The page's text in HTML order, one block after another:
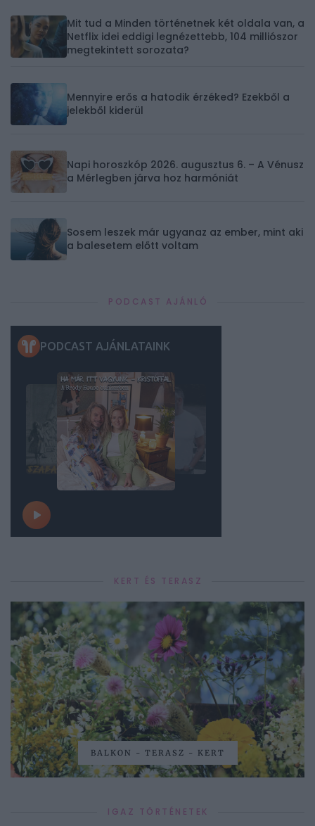
Mit tud a Minden történetnek két oldala van, a
Netflix idei eddigi legnézettebb, 104 milliószor
megtekintett sorozata?
Mennyire erős a hatodik érzéked? Ezekből a
jelekből kiderül
Napi horoszkóp 2026. augusztus 6. – A Vénusz
a Mérlegben járva hoz harmóniát
Sosem leszek már ugyanaz az ember, mint aki
a balesetem előtt voltam
PODCAST AJÁNLÓ
KERT ÉS TERASZ
BALKON - TERASZ - KERT
IGAZ TÖRTÉNETEK